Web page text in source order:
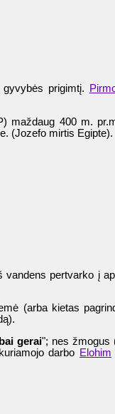
prigimtį.
maždaug 400 m.
(Jozefo mirtis Egipte).
vandens pertvarko į
(arba kietas
gerai"; nes žmogus
darbo Elohim